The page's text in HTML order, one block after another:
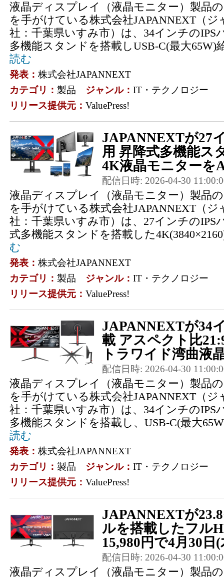
液晶ディスプレイ（液晶モニター）製品
を手がけている株式会社JAPANNEXT（
社：千葉県いすみ市）は、34インチのIPS
多機能スタンドを搭載しUSB-C(最大65W)
読む
発表： 株式会社JAPANNEXT
カテゴリ： 製品 ジャンル： IT・テクノロジー
リリース提供元： ValuePress!
JAPANNEXTが27
用 昇降式多機能ス
4K液晶モニターを
配信日時: 2026-04-30
液晶ディスプレイ（液晶モニター）製品
を手がけている株式会社JAPANNEXT（
社：千葉県いすみ市）は、27インチのIPS
式多機能スタンドを搭載した
む
発表： 株式会社JAPANNEXT
カテゴリ： 製品 ジャンル： IT・テクノロジー
リリース提供元： ValuePress!
JAPANNEXTが34
載 アスペクト比
トラワイド湾曲液
配信日時: 2026-04-30
液晶ディスプレイ（液晶モニター）製品
を手がけている株式会社JAPANNEXT（
社：千葉県いすみ市）は、34インチのIPS
多機能スタンドを搭載し、USB-C(最大
読む
発表： 株式会社JAPANNEXT
カテゴリ： 製品 ジャンル： IT・テクノロジー
リリース提供元： ValuePress!
JAPANNEXTが
ルを搭載したフル
15,980円で4月30日
配信日時: 2026-04-30
液晶ディスプレイ（液晶モニター）製品